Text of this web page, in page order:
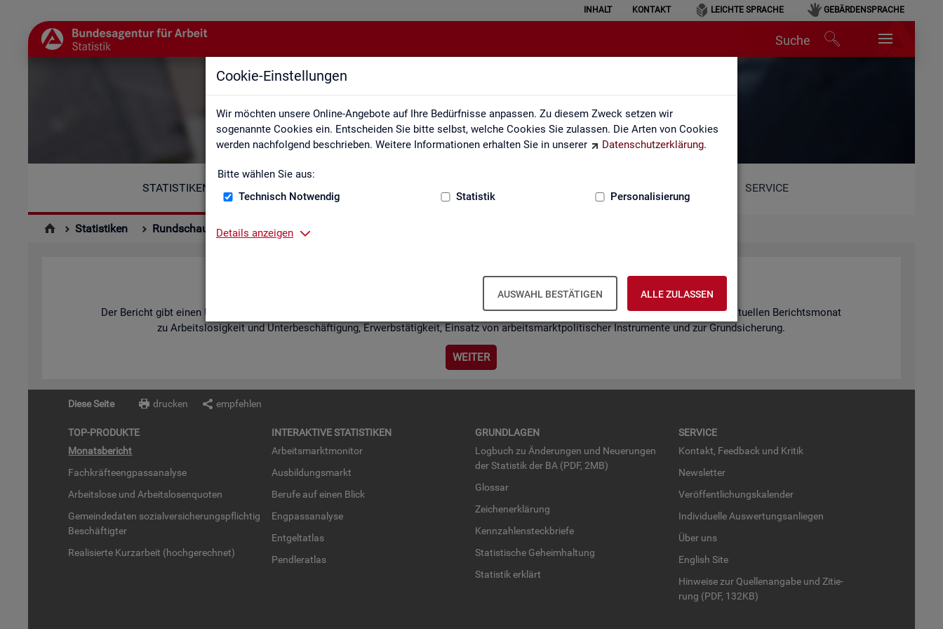
Cookie-Einstellungen
Wir möchten unsere Online-Angebote auf Ihre Bedürfnisse anpassen. Zu diesem Zweck setzen wir
sogenannte Cookies ein. Entscheiden Sie bitte selbst, welche Cookies Sie zulassen. Die Arten von Cookies
werden nachfolgend beschrieben. Weitere Informationen erhalten Sie in unserer
Datenschutzerklärung.
Bitte wählen Sie aus:
Technisch Notwendig
Statistik Personalisierung
Details anzeigen
AUSWAHL BESTÄTIGEN ALLE ZULASSEN
INHALT KONTAKT LEICHTE SPRACHE GEBÄRDENSPRACHE
Suche
Monatsbericht
STATISTIKEN SERVICE
Statistiken Rundschau Arbeitsmarkt Monatsbericht
Mo­nats­be­richt
Der Be­richt gibt einen Über­blick über die ak­tu­el­le Ent­wick­lung am Ar­beits- und Aus­bil­dungs­markt in Deutsch­land. Er in­for­miert für den ak­tu­el­len Be­richts­mo­nat
zu Ar­beits­lo­sig­keit und Un­ter­be­schäf­ti­gung, Er­werbs­tä­tig­keit, Ein­satz von ar­beits­markt­po­li­ti­scher In­stru­men­te und zur Grund­si­che­rung.
WEI­TER
Diese Seite drucken empfehlen
TOP-PRO­DUK­TE
Mo­nats­be­richt
Fach­kräf­te­eng­pass­ana­ly­se
Ar­beits­lo­se und Ar­beits­lo­sen­quo­ten
Ge­mein­de­da­ten so­zi­al­ver­si­che­rungs­pflich­tig
Be­schäf­tig­ter
Rea­li­sier­te Kurz­ar­beit (hoch­ge­rech­net)
IN­TER­AK­TI­VE STA­TIS­TI­KEN
Ar­beits­markt­mo­ni­tor
Aus­bil­dungs­markt
Be­ru­fe auf einen Blick
Eng­pass­ana­ly­se
Ent­gel­t­at­las
Pend­ler­at­las
GRUND­LA­GEN
Log­buch zu Än­de­run­gen und Neue­run­gen
der Sta­tis­tik der BA (PDF, 2MB)
Glos­sar
Zei­chen­er­klä­rung
Kenn­zah­len­steck­brie­fe
Sta­tis­ti­sche Ge­heim­hal­tung
Sta­tis­tik er­klärt
SER­VICE
Kon­takt, Feed­back und Kri­tik
News­let­ter
Ver­öf­fent­li­chungs­ka­len­der
In­di­vi­du­el­le Aus­wer­tungs­an­lie­gen
Über uns
English Site
Hin­wei­se zur Quel­len­an­ga­be und Zi­tie­
rung (PDF, 132KB)